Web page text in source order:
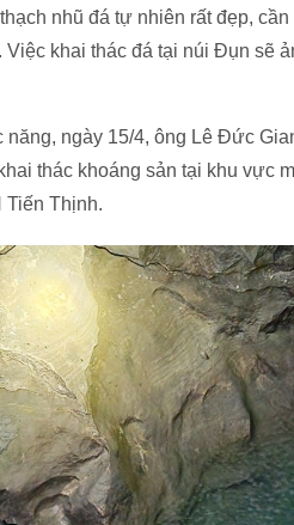
nhũ đá tự nhiên rất đẹp,
khai thác đá tại núi Đụn sẽ
ngày 15/4, ông Lê Đức
thác khoáng sản tại khu vực
Tiến Thịnh.